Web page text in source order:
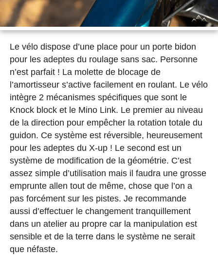
Le vélo dispose d’une place pour un porte bidon
pour les adeptes du roulage sans sac. Personne
n’est parfait ! La molette de blocage de
l’amortisseur s’active facilement en roulant. Le vélo
intègre 2 mécanismes spécifiques que sont le
Knock block et le Mino Link. Le premier au niveau
de la direction pour empêcher la rotation totale du
guidon. Ce système est réversible, heureusement
pour les adeptes du X-up ! Le second est un
système de modification de la géométrie. C’est
assez simple d’utilisation mais il faudra une grosse
emprunte allen tout de même, chose que l’on a
pas forcément sur les pistes. Je recommande
aussi d’effectuer le changement tranquillement
dans un atelier au propre car la manipulation est
sensible et de la terre dans le système ne serait
que néfaste.